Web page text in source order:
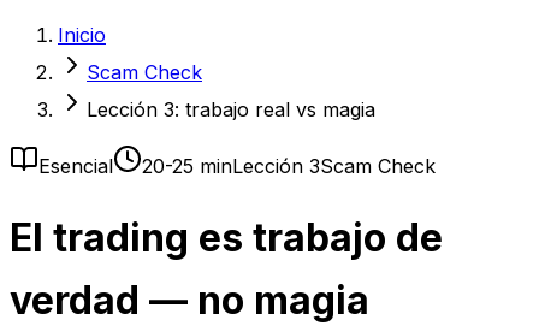
Inicio
Scam Check
Lección 3: trabajo real vs magia
Esencial 20-25 minLección 3Scam Check
El trading es trabajo de
verdad — no magia